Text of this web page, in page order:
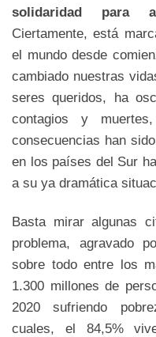
solidaridad para
Ciertamente, está
el mundo desde
cambiado nuestras
seres queridos, ha
contagios y
consecuencias han
en los países del Sur
a su ya dramática
Basta mirar algunas
problema, agravado
sobre todo entre los
1.300 millones de
2020 sufriendo
cuales, el 84,5%